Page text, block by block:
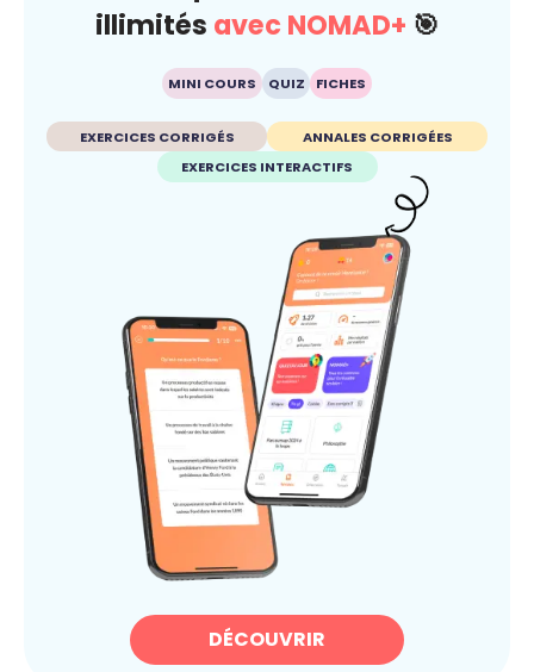
illimités avec NOMAD+ 🎯
MINI COURS QUIZ FICHES
EXERCICES CORRIGÉS
ANNALES CORRIGÉES
EXERCICES INTERACTIFS
DÉCOUVRIR